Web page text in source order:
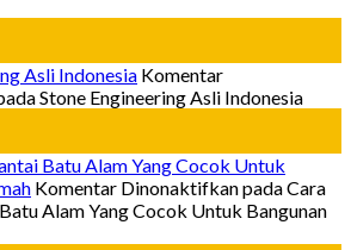
Asli Indonesia Komentar
Stone Engineering Asli Indonesia
Batu Alam Yang Cocok Untuk
Komentar Dinonaktifkanpada Cara
Alam Yang Cocok Untuk Bangunan